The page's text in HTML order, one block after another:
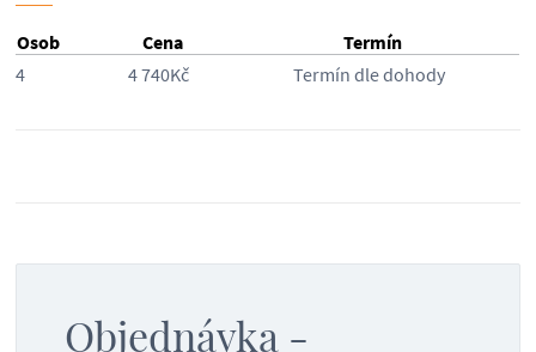
Osob Cena
Termín
4
4 740Kč Termín dle dohody
Objednávka -